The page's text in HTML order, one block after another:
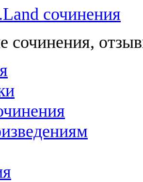
сочинения
сочинения,